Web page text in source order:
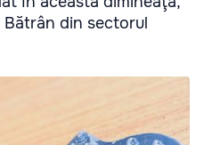
Bătrân din sectorul